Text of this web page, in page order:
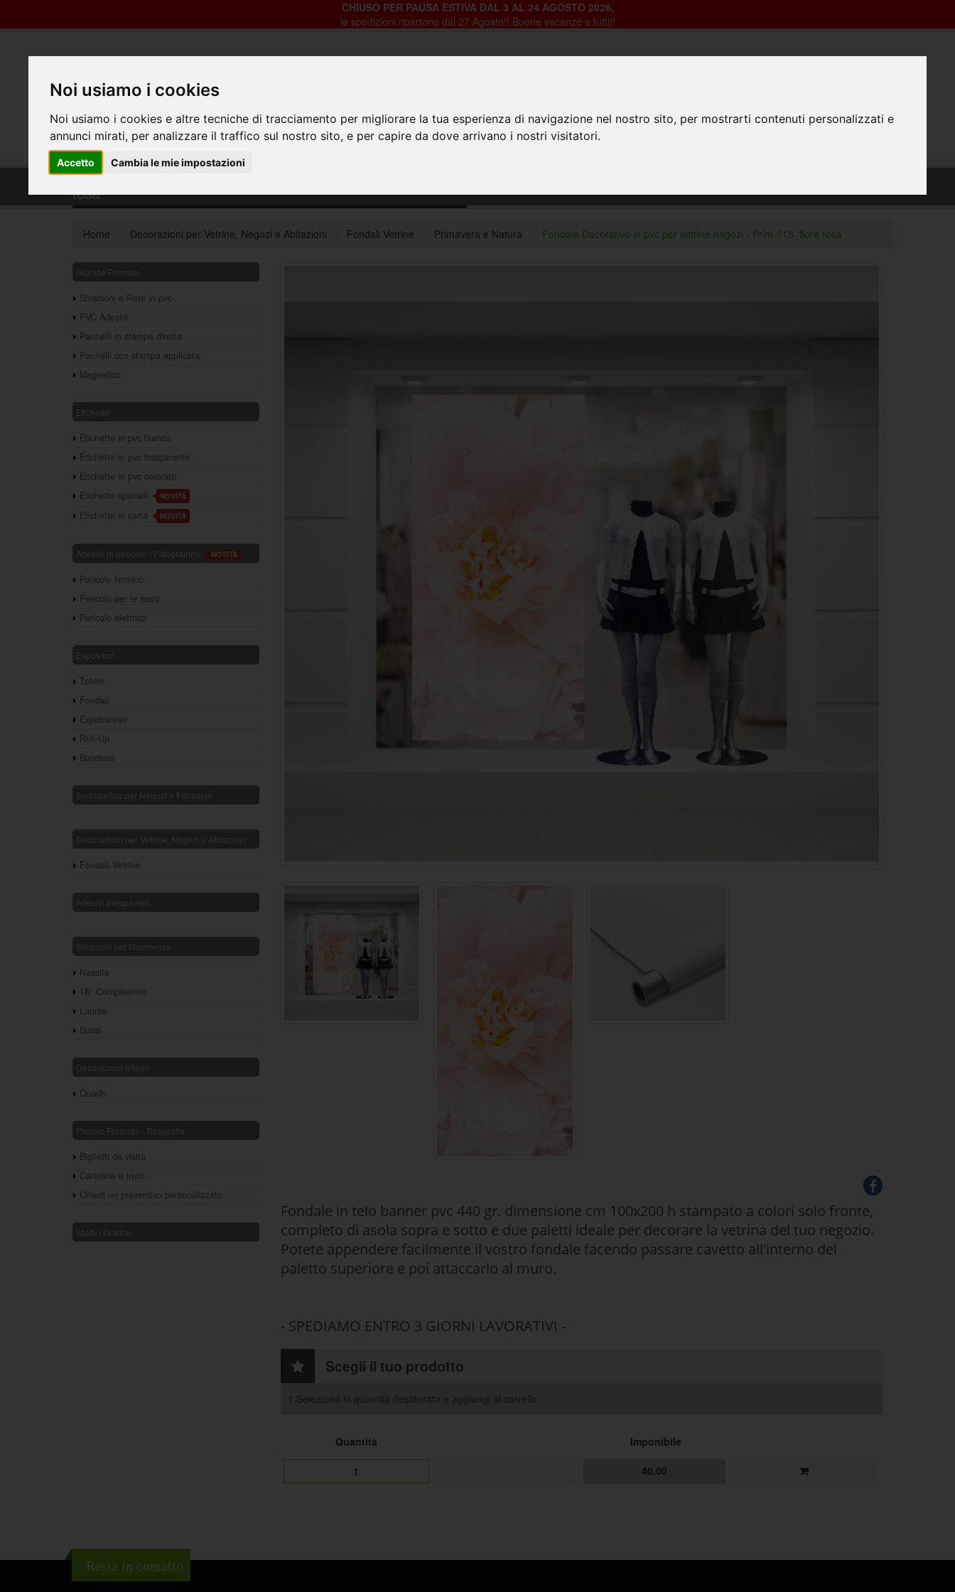
Noi usiamo i cookies
Noi usiamo i cookies e altre tecniche di tracciamento per migliorare la tua esperienza di navigazione nel nostro sito, per mostrarti contenuti personalizzati e
annunci mirati, per analizzare il traffico sul nostro sito, e per capire da dove arrivano i nostri visitatori.
Accetto Cambia le mie impostazioni
CHIUSO PER PAUSA ESTIVA DAL 3 AL 24 AGOSTO 2026,
le spedizioni ripartono dal 27 Agosto!! Buone vacanze a tutti!!
HOME PRODOTTI CHI SIAMO
Fondale Decorativo in pvc per vetrine negozi - Prim-018_fiore
rosa
Home Decorazioni per Vetrine, Negozi e Abitazioni Fondali Vetrine Primavera e Natura Fondale Decorativo in pvc per vetrine negozi - Prim-018_fiore rosa
Grande Formato
Striscioni e Rete in pvc
PVC Adesivi
Pannelli in stampa diretta
Pannelli con stampa applicata
Magnetico
Etichette
Etichette in pvc bianco
Etichette in pvc trasparente
Etichette in pvc colorato
Etichette speciali
NOVITÀ
Etichette in carta NOVITÀ
Adesivi di pericolo / Pittogrammi NOVITÀ
Pericolo termico
Pericolo per le mani
Pericolo elettrico
Espositori
Totem
Fondali
Expobanner
Roll-Up
Bandiere
Segnaletica per Negozi e Farmacie
Decorazioni per Vetrine, Negozi e Abitazioni
Fondali Vetrine
Adesivi prespaziati
Striscioni per Ricorrenze
Nascita
18° Compleanno
Laurea
Sposi
Decorazioni interni
Quadri
Piccolo Formato - Tipografia
Biglietti da visita
Cartoline e inviti
Chiedi un preventivo personalizzato
Studio Grafico
Fondale in telo banner pvc 440 gr. dimensione cm 100x200 h stampato a colori solo fronte,
completo di asola sopra e sotto e due paletti ideale per decorare la vetrina del tuo negozio.
Potete appendere facilmente il vostro fondale facendo passare cavetto all'interno del
paletto superiore e poi attaccarlo al muro.
- SPEDIAMO ENTRO 3 GIORNI LAVORATIVI -
Scegli il tuo prodotto
1.Seleziona la quantità desiderata e aggiungi al carrello
Quantità Imponibile
1 40,00
Resta in contatto